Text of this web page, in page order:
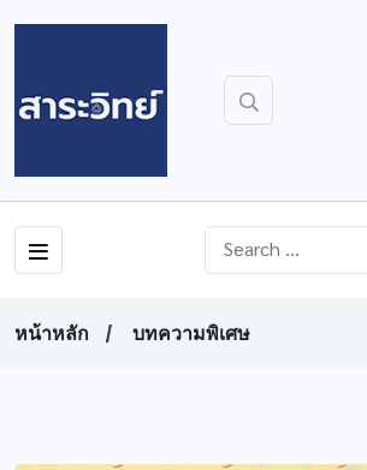
หน้าหลัก บทความพิเศษ